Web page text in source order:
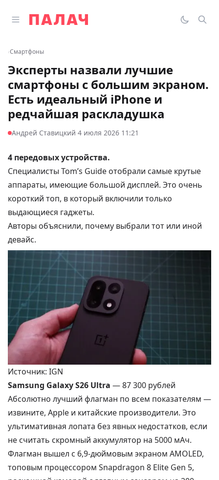
Открыть главное меню
Палач
‹Смартфоны
Эксперты назвали лучшие
смартфоны с большим экраном.
Есть идеальный iPhone и
редчайшая раскладушка
Андрей Ставицкий·4 июля 2026 11:21
4 передовых устройства.
Специалисты Tom’s Guide отобрали самые крутые
аппараты, имеющие большой дисплей. Это очень
короткий топ, в который включили только
выдающиеся гаджеты.
Авторы объяснили, почему выбрали тот или иной
девайс.
Источник: IGN
Samsung Galaxy S26 Ultra —87 300 рублей
Абсолютно лучший флагман по всем показателям —
извините, Apple и китайские производители. Это
ультимативная лопата без явных недостатков, если
не считать скромный аккумулятор на 5000 мАч.
Флагман вышел с 6,9-дюймовым экраном AMOLED,
топовым процессором Snapdragon 8 Elite Gen 5,